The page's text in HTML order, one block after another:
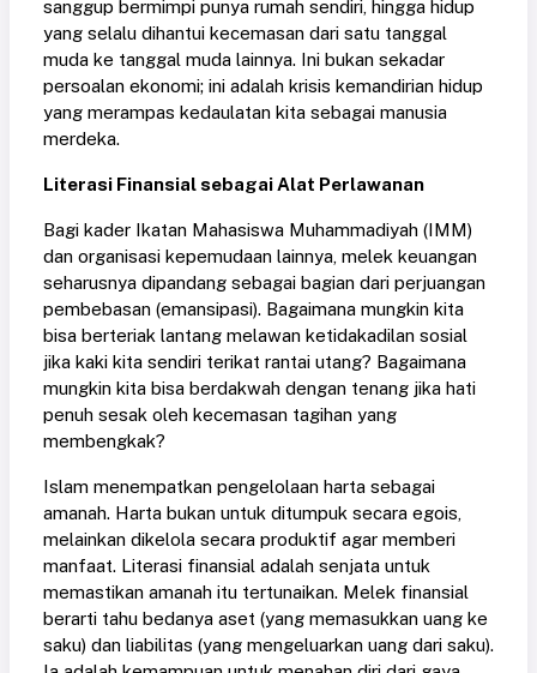
sanggup bermimpi punya rumah sendiri, hingga hidup
yang selalu dihantui kecemasan dari satu tanggal
muda ke tanggal muda lainnya. Ini bukan sekadar
persoalan ekonomi; ini adalah krisis kemandirian hidup
yang merampas kedaulatan kita sebagai manusia
merdeka.
Literasi Finansial sebagai Alat Perlawanan
Bagi kader Ikatan Mahasiswa Muhammadiyah (IMM)
dan organisasi kepemudaan lainnya, melek keuangan
seharusnya dipandang sebagai bagian dari perjuangan
pembebasan (emansipasi). Bagaimana mungkin kita
bisa berteriak lantang melawan ketidakadilan sosial
jika kaki kita sendiri terikat rantai utang? Bagaimana
mungkin kita bisa berdakwah dengan tenang jika hati
penuh sesak oleh kecemasan tagihan yang
membengkak?
Islam menempatkan pengelolaan harta sebagai
amanah. Harta bukan untuk ditumpuk secara egois,
melainkan dikelola secara produktif agar memberi
manfaat. Literasi finansial adalah senjata untuk
memastikan amanah itu tertunaikan. Melek finansial
berarti tahu bedanya aset (yang memasukkan uang ke
saku) dan liabilitas (yang mengeluarkan uang dari saku).